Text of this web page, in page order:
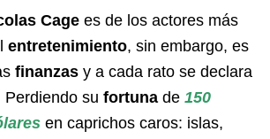
Cage es de los actores más
entretenimiento, sin embargo, es
finanzas y a cada rato se declara
Perdiendo su fortuna de 150
en caprichos caros: islas,